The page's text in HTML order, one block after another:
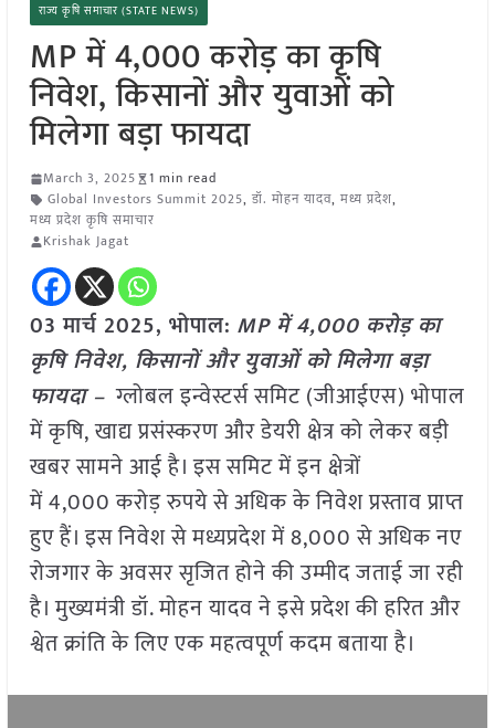
राज्य कृषि समाचार (STATE NEWS)
MP में 4,000 करोड़ का कृषि
निवेश, किसानों और युवाओं को
मिलेगा बड़ा फायदा
March 3, 2025
1 min read
Global Investors Summit 2025, डॉ. मोहन यादव, मध्य प्रदेश,
मध्य प्रदेश कृषि समाचार
Krishak Jagat
03 मार्च 2025, भोपाल: MP में 4,000 करोड़ का
कृषि निवेश, किसानों और युवाओं को मिलेगा बड़ा
फायदा –ग्लोबल इन्वेस्टर्स समिट (जीआईएस) भोपाल
में कृषि, खाद्य प्रसंस्करण और डेयरी क्षेत्र को लेकर बड़ी
खबर सामने आई है। इस समिट में इन क्षेत्रों
में 4,000 करोड़ रुपये से अधिक के निवेश प्रस्ताव प्राप्त
हुए हैं। इस निवेश से मध्यप्रदेश में 8,000 से अधिक नए
रोजगार के अवसर सृजित होने की उम्मीद जताई जा रही
है। मुख्यमंत्री डॉ. मोहन यादव ने इसे प्रदेश की हरित और
श्वेत क्रांति के लिए एक महत्वपूर्ण कदम बताया है।